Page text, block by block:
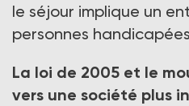
le séjour implique un
personnes
La loi de 2005 et le
vers une société plus